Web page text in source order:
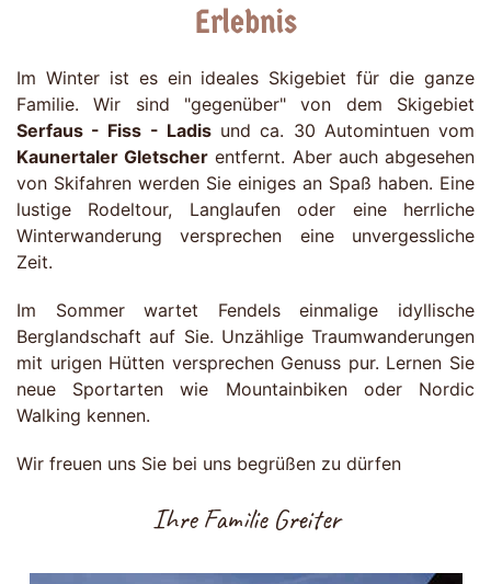
Erlebnis
Im Winter ist es ein ideales Skigebiet für die ganze
Familie. Wir sind "gegenüber" von dem Skigebiet
Serfaus - Fiss - Ladisund ca. 30 Automintuen vom
Kaunertaler Gletscher entfernt. Aber auch abgesehen
von Skifahren werden Sie einiges an Spaß haben. Eine
lustige Rodeltour, Langlaufen oder eine herrliche
Winterwanderung versprechen eine unvergessliche
Zeit.
Im Sommer wartet Fendels einmalige idyllische
Berglandschaft auf Sie. Unzählige Traumwanderungen
mit urigen Hütten versprechen Genuss pur. Lernen Sie
neue Sportarten wie Mountainbiken oder Nordic
Walking kennen.
Wir freuen uns Sie bei uns begrüßen zu dürfen
Ihre Familie Greiter